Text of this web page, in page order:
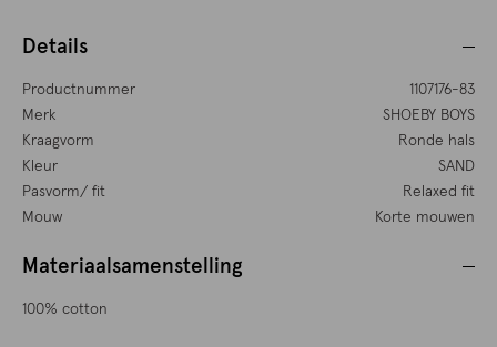
Details
Productnummer
1107176-83
Merk
SHOEBY BOYS
Kraagvorm
Ronde hals
Kleur
SAND
Pasvorm/ fit
Relaxed fit
Mouw
Korte mouwen
Materiaalsamenstelling
100% cotton